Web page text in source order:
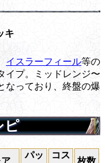
キ
イスラーフィール等の
イプ。ミッドレンジ〜
なっており、終盤の爆
ピ
パッ
コス